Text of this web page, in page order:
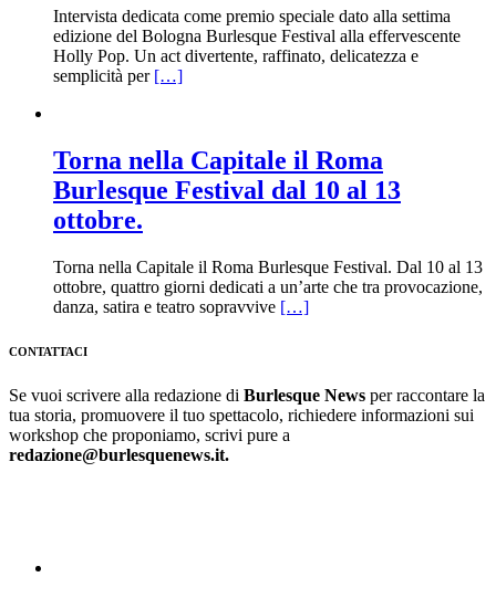
Intervista dedicata come premio speciale dato alla settima
edizione del Bologna Burlesque Festival alla effervescente
Holly Pop. Un act divertente, raffinato, delicatezza e
semplicità per […]
Torna nella Capitale il Roma
Burlesque Festival dal 10 al 13
ottobre.
Torna nella Capitale il Roma Burlesque Festival. Dal 10 al 13
ottobre, quattro giorni dedicati a un’arte che tra provocazione,
danza, satira e teatro sopravvive […]
CONTATTACI
Se vuoi scrivere alla redazione di Burlesque News per raccontare la
tua storia, promuovere il tuo spettacolo, richiedere informazioni sui
workshop che proponiamo, scrivi pure a
redazione@burlesquenews.it.